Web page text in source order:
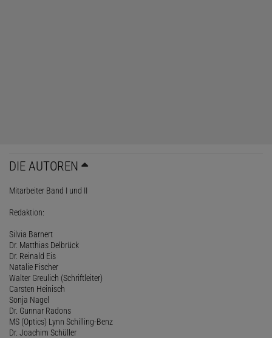
DIE AUTOREN
Mitarbeiter Band I und II
Redaktion:
Silvia Barnert
Dr. Matthias Delbrück
Dr. Reinald Eis
Natalie Fischer
Walter Greulich (Schriftleiter)
Carsten Heinisch
Sonja Nagel
Dr. Gunnar Radons
MS (Optics) Lynn Schilling-Benz
Dr. Joachim Schüller